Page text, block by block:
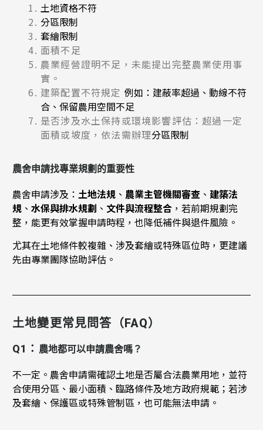
土地資格不符
分區限制
套繪限制
面積不足
農業經營證明不足，未能提出完整農業使用事
實。
建築配置不符規定 例如： 建蔽率超過、 動線不符
合、 保留農用空間不足
是否涉及水土保持或環境影響評估：超過一定
面積或坡度，依法需辦理分區限制
農舍申請找專業規劃的重要性
農舍申請涉及： 土地法規 、 農業主管機關審查 、 建築法
規 、 水保與排水規劃 、 文件與流程整合 ， 若前期規劃完
整，能更有效掌握申請時程，也降低補件與退件風險。
尤其在土地條件較複雜、涉及套繪或特殊區位時，更建議
先由專業團隊協助評估。
土地變更常見問答（FAQ）
Q1： 農地都可以申請農舍嗎？
不一定。農舍申請需確認土地是否屬合法農業用地，並符
合使用分區、最小面積、臨路條件及地方政府規範；若涉
及套繪、保護區或特殊管制區，也可能無法申請。